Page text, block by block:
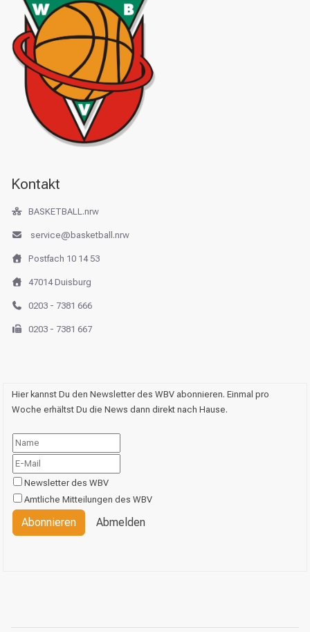
Kontakt
BASKETBALL.nrw
service@basketball.nrw
Postfach 10 14 53
47014 Duisburg
0203 - 7381 666
0203 - 7381 667
Hier kannst Du den Newsletter des WBV abonnieren. Einmal pro
Woche erhältst Du die News dann direkt nach Hause.
Newsletter des WBV
Amtliche Mitteilungen des WBV
Abonnieren Abmelden